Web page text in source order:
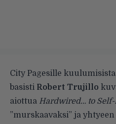
City Pagesille
basisti Robert Trujillo
aiottua Hardwired… to
”murskaavaksi” ja